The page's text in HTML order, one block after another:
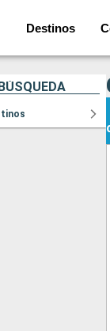
Destinos